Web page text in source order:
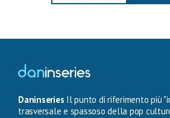
Daninseries Il punto di riferimento più
trasversale e spassoso della pop